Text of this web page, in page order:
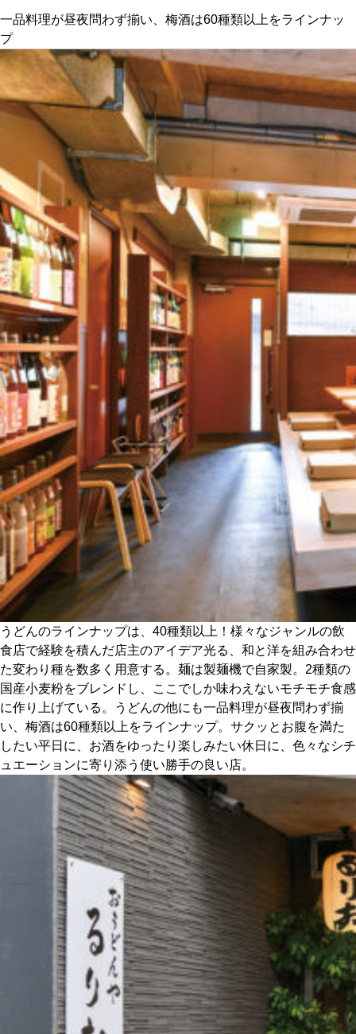
今月の京みやげ
京都の書店
CULTURE
すべて
関西で開催。
おすすめの展覧会
おすすめの映画
誠光社で選びました。
おすすめの本
紹介します。
おすすめのイベント
一品料理が昼夜問わず揃い、梅酒は60種類以上をラインナッ
プ
うどんのラインナップは、40種類以上！様々なジャンルの飲
食店で経験を積んだ店主のアイデア光る、和と洋を組み合わせ
た変わり種を数多く用意する。麺は製麺機で自家製。2種類の
国産小麦粉をブレンドし、ここでしか味わえないモチモチ食感
に作り上げている。うどんの他にも一品料理が昼夜問わず揃
い、梅酒は60種類以上をラインナップ。サクッとお腹を満た
したい平日に、お酒をゆったり楽しみたい休日に、色々なシチ
ュエーションに寄り添う使い勝手の良い店。